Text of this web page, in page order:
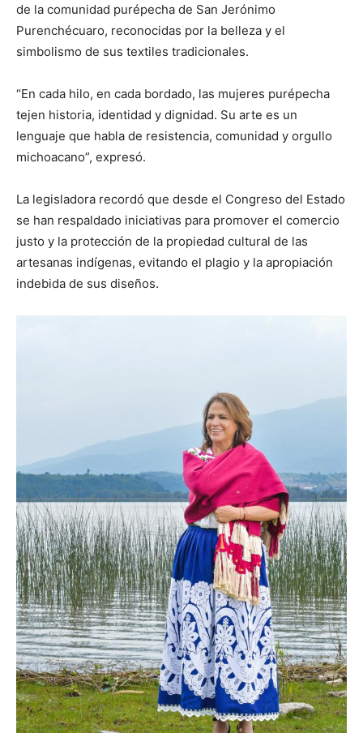
de la comunidad purépecha de San Jerónimo
Purenchécuaro, reconocidas por la belleza y el
simbolismo de sus textiles tradicionales.
“En cada hilo, en cada bordado, las mujeres purépecha
tejen historia, identidad y dignidad. Su arte es un
lenguaje que habla de resistencia, comunidad y orgullo
michoacano”, expresó.
La legisladora recordó que desde el Congreso del Estado
se han respaldado iniciativas para promover el comercio
justo y la protección de la propiedad cultural de las
artesanas indígenas, evitando el plagio y la apropiación
indebida de sus diseños.